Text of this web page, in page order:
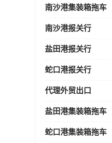
南沙港集装箱拖车
南沙港报关行
盐田港报关行
蛇口港报关行
代理外贸出口
盐田港集装箱拖车
蛇口港集装箱拖车